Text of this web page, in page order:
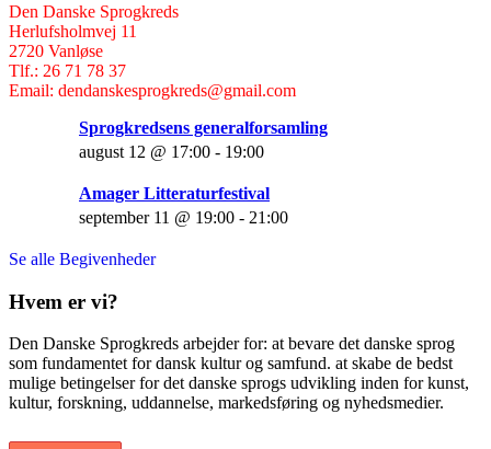
Den Danske Sprogkreds
Herlufsholmvej 11
2720 Vanløse
Tlf.: 26 71 78 37
Email: dendanskesprogkreds@gmail.com
Sprogkredsens generalforsamling
august 12 @ 17:00 - 19:00
Amager Litteraturfestival
september 11 @ 19:00 - 21:00
Se alle Begivenheder
Hvem er vi?
Den Danske Sprogkreds arbejder for: at bevare det danske sprog
som fundamentet for dansk kultur og samfund. at skabe de bedst
mulige betingelser for det danske sprogs udvikling inden for kunst,
kultur, forskning, uddannelse, markedsføring og nyhedsmedier.